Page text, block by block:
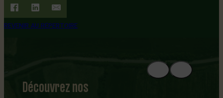
REVENIR AU RÉPERTOIRE
Découvrez nos